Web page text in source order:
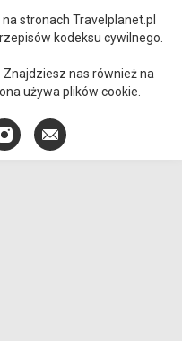
stronach Travelplanet.pl
kodeksu cywilnego.
nas również na
używa plików cookie.
Instagram
E-
mail